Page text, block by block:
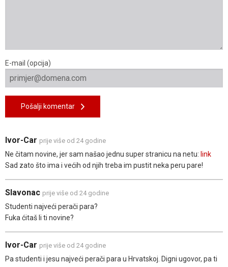
E-mail (opcija)
Pošalji komentar
Ivor-Car prije više od 24 godine
Ne čitam novine, jer sam našao jednu super stranicu na netu: link
Sad zato što ima i većih od njih treba im pustit neka peru pare!
Slavonac prije više od 24 godine
Studenti najveći perači para?
Fuka ćitaš li ti novine?
Ivor-Car prije više od 24 godine
Pa studenti i jesu najveći perači para u Hrvatskoj. Digni ugovor, pa ti